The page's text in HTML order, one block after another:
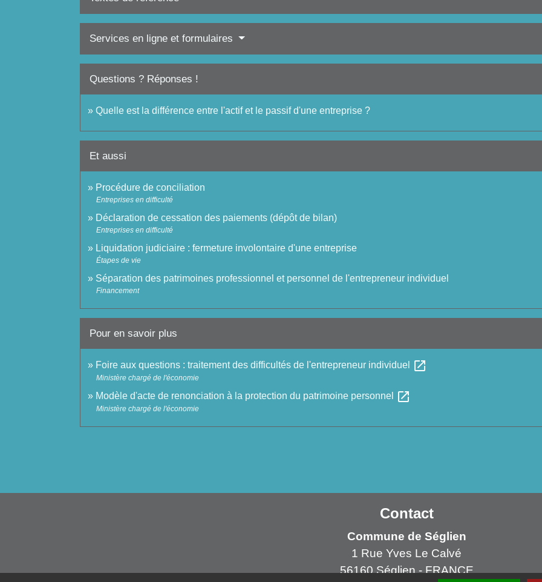
Services en ligne et formulaires
Questions ? Réponses !
Quelle est la différence entre l'actif et le passif d'une entreprise ?
Et aussi
Procédure de conciliation
Entreprises en difficulté
Déclaration de cessation des paiements (dépôt de bilan)
Entreprises en difficulté
Liquidation judiciaire : fermeture involontaire d'une entreprise
Étapes de vie
Séparation des patrimoines professionnel et personnel de l'entrepreneur individuel
Financement
Pour en savoir plus
Foire aux questions : traitement des difficultés de l'entrepreneur individuel open_in_new
Ministère chargé de l'économie
Modèle d'acte de renonciation à la protection du patrimoine personnel open_in_new
Ministère chargé de l'économie
Contact
Commune de Séglien
1 Rue Yves Le Calvé
56160 Séglien - FRANCE